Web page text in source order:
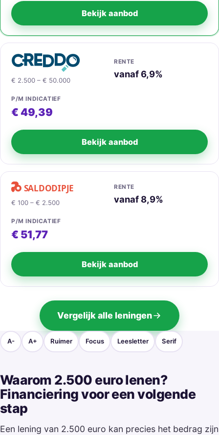
Bekijk aanbod
€ 2.500 – € 50.000
RENTE
vanaf 6,9%
P/M INDICATIEF
€ 49,39
Bekijk aanbod
€ 100 – € 2.500
RENTE
vanaf 8,9%
P/M INDICATIEF
€ 51,77
Bekijk aanbod
Vergelijk alle leningen
A- A+ Ruimer Focus Leesletter Serif
Waarom 2.500 euro lenen?
Financiering voor een volgende
stap
Een lening van 2.500 euro kan precies het bedrag zijn